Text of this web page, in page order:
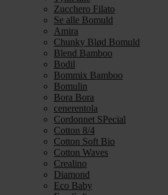
Zucchero Filato
Se alle Bomuld
Amira
Chunky Blød Bomuld
Blend Bamboo
Bodil
Bommix Bamboo
Bomulin
Bora Bora
cenerentola
Cordonnet SPecial
Cotton 8/4
Cotton Soft Bio
Cotton Waves
Crealino
Diamond
Eco Baby